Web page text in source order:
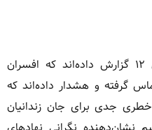
رسانه‌های اسرائیلی از جمله کانال ۱۲ گزارش داده‌اند که افسران
گرفته و هشدار داده‌اند که
جدی برای جان زندانیان